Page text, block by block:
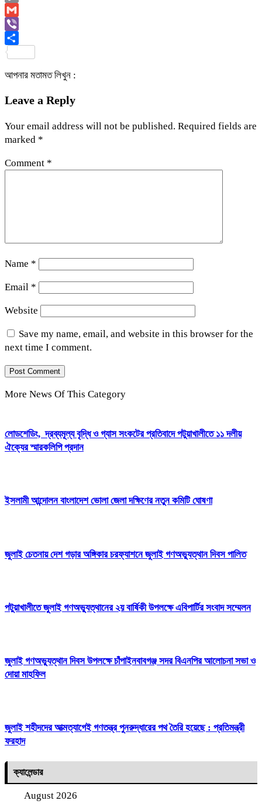
Copy
Link
Gmail
Viber
আপনার মতামত লিখুন :
Leave a Reply
Your email address will not be published. Required fields are
marked *
Comment *
Name *
Email *
Website
Save my name, email, and website in this browser for the
next time I comment.
More News Of This Category
লোডশেডিং, দ্রব্যমূল্য বৃদ্ধি ও গ্যাস সংকটের প্রতিবাদে পটুয়াখালীতে ১১ দলীয়
ঐক্যের স্মারকলিপি প্রদান
ইসলামী আন্দোলন বাংলাদেশ ভোলা জেলা দক্ষিণের নতুন কমিটি ঘোষণা
জুলাই চেতনায় দেশ গড়ার অঙ্গিকার চরফ্যাশনে জুলাই গণঅভ্যুত্থান দিবস পালিত
পটুয়াখালীতে জুলাই গণঅভ্যুত্থানের ২য় বার্ষিকী উপলক্ষে এবিপার্টির সংবাদ সম্মেলন
জুলাই গণঅভ্যুত্থান দিবস উপলক্ষে চাঁপাইনবাবগঞ্জ সদর বিএনপির আলোচনা সভা ও
দোয়া মাহফিল
জুলাই শহীদদের আত্মত্যাগেই গণতন্ত্র পুনরুদ্ধারের পথ তৈরি হয়েছে : প্রতিমন্ত্রী
ফরহাদ
ক্যালেন্ডার
August 2026